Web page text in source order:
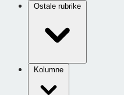
Ostale rubrike
Kolumne